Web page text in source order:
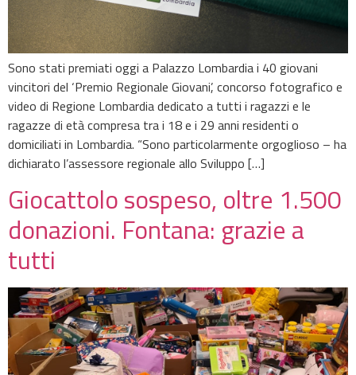
Sono stati premiati oggi a Palazzo Lombardia i 40 giovani
vincitori del ‘Premio Regionale Giovani’, concorso fotografico e
video di Regione Lombardia dedicato a tutti i ragazzi e le
ragazze di età compresa tra i 18 e i 29 anni residenti o
domiciliati in Lombardia. “Sono particolarmente orgoglioso – ha
dichiarato l’assessore regionale allo Sviluppo […]
Giocattolo sospeso, oltre 1.500
donazioni. Fontana: grazie a
tutti